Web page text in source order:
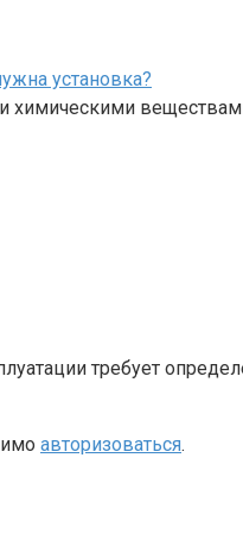
установка?
химическими
требует
авторизоваться.